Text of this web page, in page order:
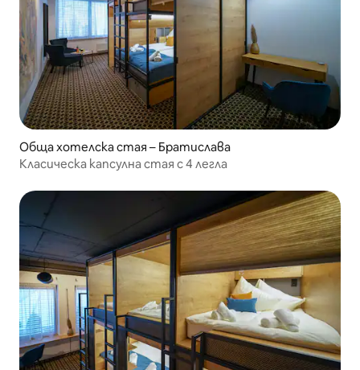
Обща хотелска стая – Братислава
Класическа капсулна стая с 4 легла